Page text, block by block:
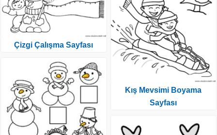
Çizgi Çalışma Sayfası
Kış Mevsimi Boyama
Sayfası